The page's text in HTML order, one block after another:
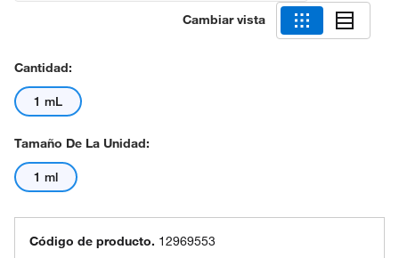
Cambiar vista
Cantidad:
1 mL
Tamaño De La Unidad:
1 ml
Código de producto. 12969553